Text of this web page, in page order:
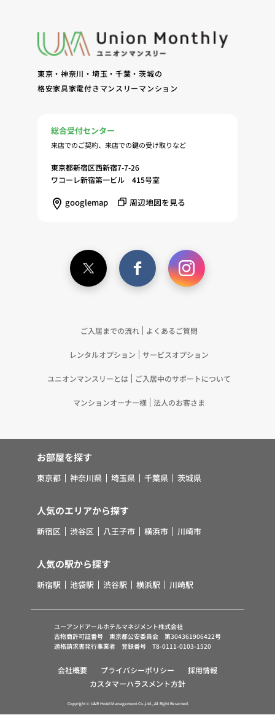
東京・神奈川・埼玉・千葉・茨城の
格安家具家電付きマンスリーマンション
総合受付センター
来店でのご契約、来店での鍵の受け取りなど
東京都新宿区西新宿7-7-26
ワコーレ新宿第一ビル 415号室
googlemap 周辺地図を見る
ご入居までの流れ よくあるご質問
レンタルオプション サービスオプション
ユニオンマンスリーとは ご入居中のサポートについて
マンションオーナー様 法人のお客さま
お部屋を探す
東京都 神奈川県 埼玉県 千葉県 茨城県
人気のエリアから探す
新宿区 渋谷区 八王子市 横浜市 川崎市
人気の駅から探す
新宿駅 池袋駅 渋谷駅 横浜駅 川崎駅
ユーアンドアールホテルマネジメント株式会社
古物商許可証番号 東京都公安委員会 第304361906422号
適格請求書発行事業者 登録番号 T8-0111-0103-1520
会社概要 プライバシーポリシー
採用情報
カスタマーハラスメント方針
Copyright © U&R Hotel Management Co.,Ltd., All Right Reserved.